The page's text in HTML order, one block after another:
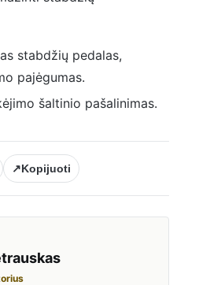
stabdžių pedalas,
pajėgumas.
šaltinio pašalinimas.
↗Kopijuoti